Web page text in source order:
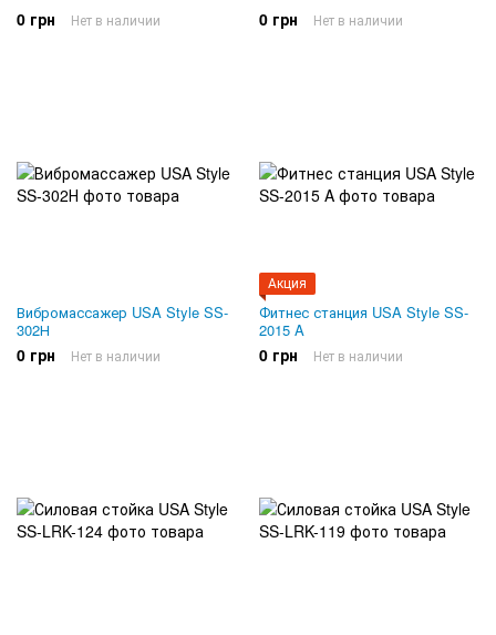
0 грн Нет в наличии 0 грн Нет в наличии
Вибромассажер USA Style SS-
302Н
0 грн Нет в наличии
Акция
Фитнес станция USA Style SS-
2015 A
0 грн Нет в наличии